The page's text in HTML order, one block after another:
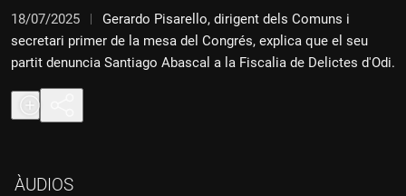
18/07/2025
Gerardo Pisarello, dirigent dels Comuns i
secretari primer de la mesa del Congrés, explica que el seu
partit denuncia Santiago Abascal a la Fiscalia de Delictes d'Odi.
ÀUDIOS